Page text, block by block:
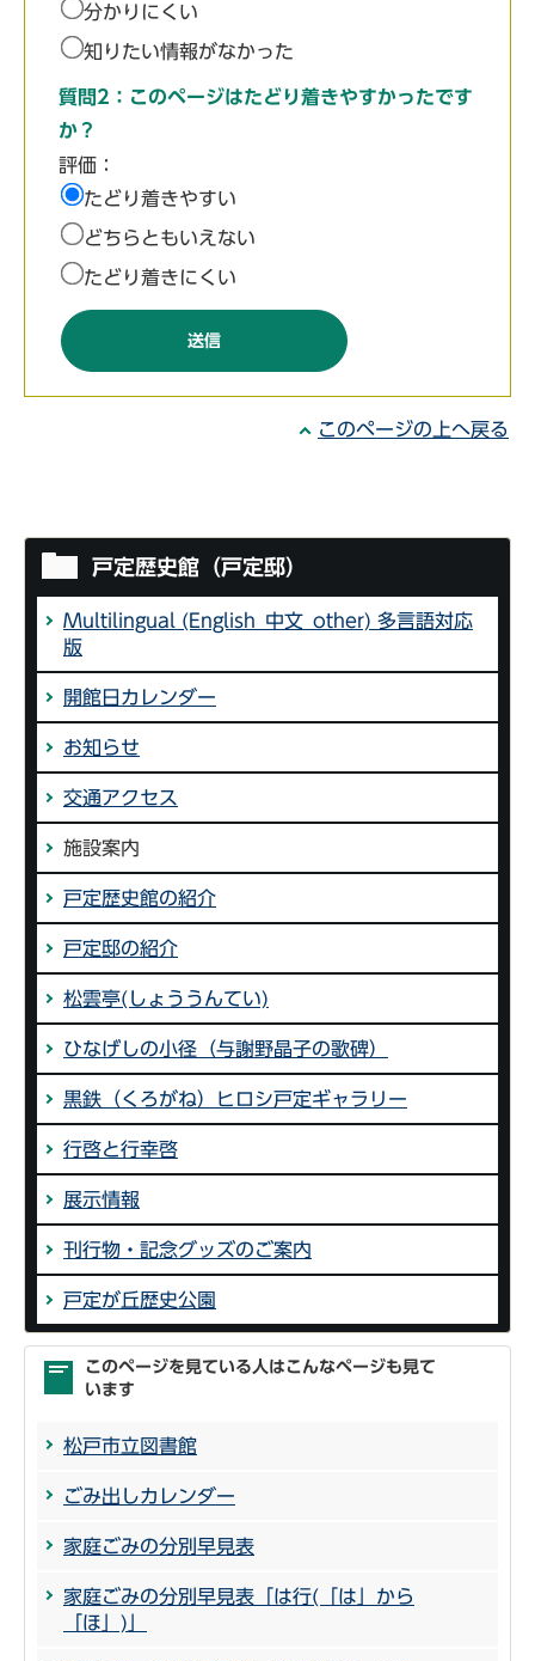
分かりにくい
知りたい情報がなかった
質問2：このページはたどり着きやすかったです
か？
評価：
たどり着きやすい
どちらともいえない
たどり着きにくい
このページの上へ戻る
戸定歴史館（戸定邸）
Multilingual (English_中文_other) 多言語対応
版
開館日カレンダー
お知らせ
交通アクセス
施設案内
戸定歴史館の紹介
戸定邸の紹介
松雲亭(しょううんてい)
ひなげしの小径（与謝野晶子の歌碑）
黒鉄（くろがね）ヒロシ戸定ギャラリー
行啓と行幸啓
展示情報
刊行物・記念グッズのご案内
戸定が丘歴史公園
このページを見ている人はこんなページも見て
います
松戸市立図書館
ごみ出しカレンダー
家庭ごみの分別早見表
家庭ごみの分別早見表「は行(「は」から
「ほ」)」